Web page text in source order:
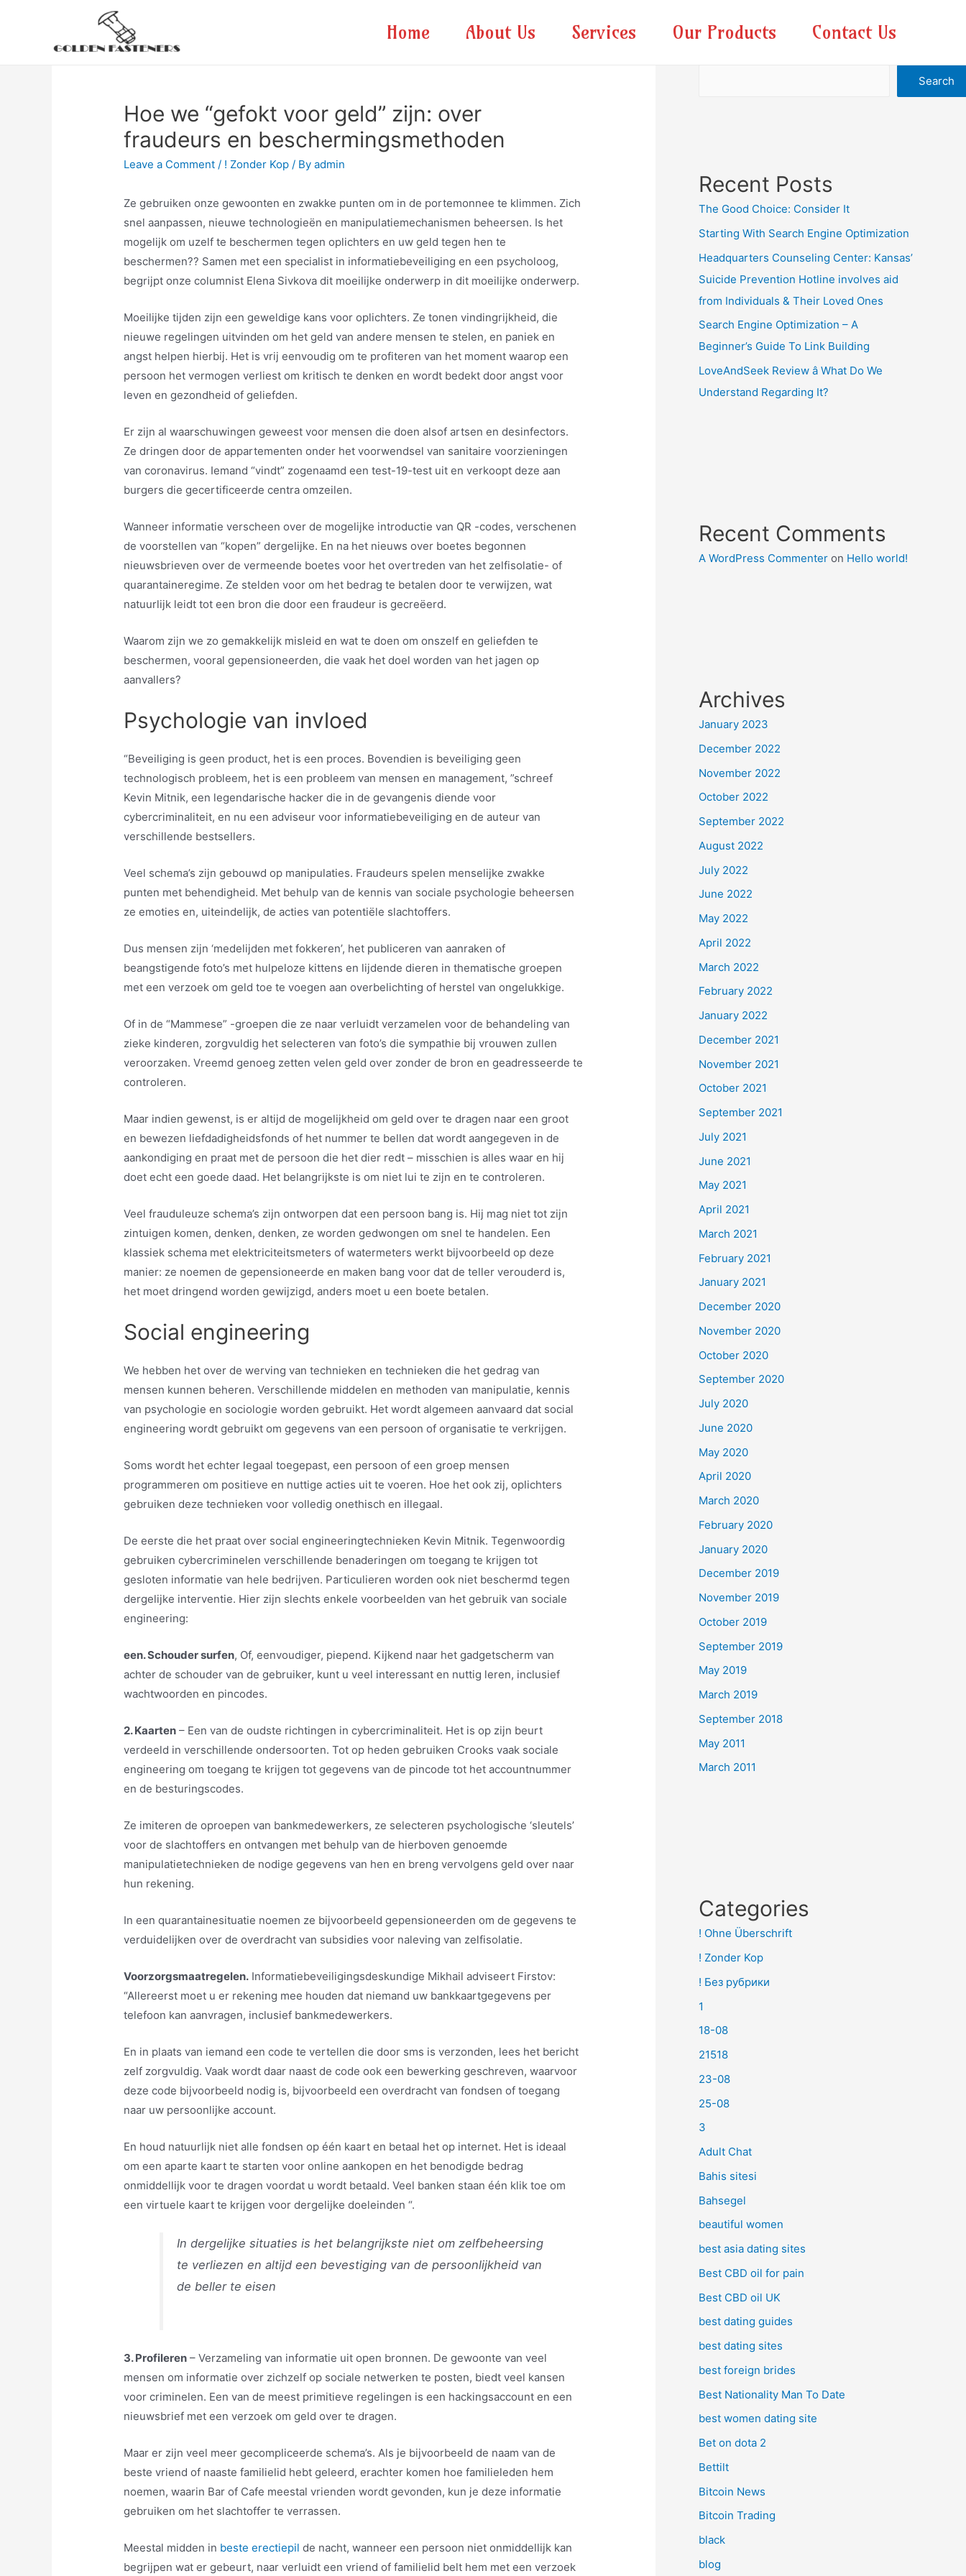
Home About Us Services Our Products Contact Us
Hoe we “gefokt voor geld” zijn: over
fraudeurs en beschermingsmethoden
Leave a Comment / ! Zonder Kop / Byadmin
Ze gebruiken onze gewoonten en zwakke punten om in de portemonnee te klimmen. Zich
snel aanpassen, nieuwe technologieën en manipulatiemechanismen beheersen. Is het
mogelijk om uzelf te beschermen tegen oplichters en uw geld tegen hen te
beschermen?? Samen met een specialist in informatiebeveiliging en een psycholoog,
begrijpt onze columnist Elena Sivkova dit moeilijke onderwerp in dit moeilijke onderwerp.
Moeilijke tijden zijn een geweldige kans voor oplichters. Ze tonen vindingrijkheid, die
nieuwe regelingen uitvinden om het geld van andere mensen te stelen, en paniek en
angst helpen hierbij. Het is vrij eenvoudig om te profiteren van het moment waarop een
persoon het vermogen verliest om kritisch te denken en wordt bedekt door angst voor
leven en gezondheid of geliefden.
Er zijn al waarschuwingen geweest voor mensen die doen alsof artsen en desinfectors.
Ze dringen door de appartementen onder het voorwendsel van sanitaire voorzieningen
van coronavirus. Iemand “vindt” zogenaamd een test-19-test uit en verkoopt deze aan
burgers die gecertificeerde centra omzeilen.
Wanneer informatie verscheen over de mogelijke introductie van QR -codes, verschenen
de voorstellen van “kopen” dergelijke. En na het nieuws over boetes begonnen
nieuwsbrieven over de vermeende boetes voor het overtreden van het zelfisolatie- of
quarantaineregime. Ze stelden voor om het bedrag te betalen door te verwijzen, wat
natuurlijk leidt tot een bron die door een fraudeur is gecreëerd.
Waarom zijn we zo gemakkelijk misleid en wat te doen om onszelf en geliefden te
beschermen, vooral gepensioneerden, die vaak het doel worden van het jagen op
aanvallers?
Psychologie van invloed
“Beveiliging is geen product, het is een proces. Bovendien is beveiliging geen
technologisch probleem, het is een probleem van mensen en management, ”schreef
Kevin Mitnik, een legendarische hacker die in de gevangenis diende voor
cybercriminaliteit, en nu een adviseur voor informatiebeveiliging en de auteur van
verschillende bestsellers.
Veel schema’s zijn gebouwd op manipulaties. Fraudeurs spelen menselijke zwakke
punten met behendigheid. Met behulp van de kennis van sociale psychologie beheersen
ze emoties en, uiteindelijk, de acties van potentiële slachtoffers.
Dus mensen zijn ‘medelijden met fokkeren’, het publiceren van aanraken of
beangstigende foto’s met hulpeloze kittens en lijdende dieren in thematische groepen
met een verzoek om geld toe te voegen aan overbelichting of herstel van ongelukkige.
Of in de “Mammese” -groepen die ze naar verluidt verzamelen voor de behandeling van
zieke kinderen, zorgvuldig het selecteren van foto’s die sympathie bij vrouwen zullen
veroorzaken. Vreemd genoeg zetten velen geld over zonder de bron en geadresseerde te
controleren.
Maar indien gewenst, is er altijd de mogelijkheid om geld over te dragen naar een groot
en bewezen liefdadigheidsfonds of het nummer te bellen dat wordt aangegeven in de
aankondiging en praat met de persoon die het dier redt – misschien is alles waar en hij
doet echt een goede daad. Het belangrijkste is om niet lui te zijn en te controleren.
Veel frauduleuze schema’s zijn ontworpen dat een persoon bang is. Hij mag niet tot zijn
zintuigen komen, denken, denken, ze worden gedwongen om snel te handelen. Een
klassiek schema met elektriciteitsmeters of watermeters werkt bijvoorbeeld op deze
manier: ze noemen de gepensioneerde en maken bang voor dat de teller verouderd is,
het moet dringend worden gewijzigd, anders moet u een boete betalen.
Social engineering
We hebben het over de werving van technieken en technieken die het gedrag van
mensen kunnen beheren. Verschillende middelen en methoden van manipulatie, kennis
van psychologie en sociologie worden gebruikt. Het wordt algemeen aanvaard dat social
engineering wordt gebruikt om gegevens van een persoon of organisatie te verkrijgen.
Soms wordt het echter legaal toegepast, een persoon of een groep mensen
programmeren om positieve en nuttige acties uit te voeren. Hoe het ook zij, oplichters
gebruiken deze technieken voor volledig onethisch en illegaal.
De eerste die het praat over social engineeringtechnieken Kevin Mitnik. Tegenwoordig
gebruiken cybercriminelen verschillende benaderingen om toegang te krijgen tot
gesloten informatie van hele bedrijven. Particulieren worden ook niet beschermd tegen
dergelijke interventie. Hier zijn slechts enkele voorbeelden van het gebruik van sociale
engineering:
een. Schouder surfen, Of, eenvoudiger, piepend. Kijkend naar het gadgetscherm van
achter de schouder van de gebruiker, kunt u veel interessant en nuttig leren, inclusief
wachtwoorden en pincodes.
2. Kaarten – Een van de oudste richtingen in cybercriminaliteit. Het is op zijn beurt
verdeeld in verschillende ondersoorten. Tot op heden gebruiken Crooks vaak sociale
engineering om toegang te krijgen tot gegevens van de pincode tot het accountnummer
en de besturingscodes.
Ze imiteren de oproepen van bankmedewerkers, ze selecteren psychologische ‘sleutels’
voor de slachtoffers en ontvangen met behulp van de hierboven genoemde
manipulatietechnieken de nodige gegevens van hen en breng vervolgens geld over naar
hun rekening.
In een quarantainesituatie noemen ze bijvoorbeeld gepensioneerden om de gegevens te
verduidelijken over de overdracht van subsidies voor naleving van zelfisolatie.
Voorzorgsmaatregelen. Informatiebeveiligingsdeskundige Mikhail adviseert Firstov:
“Allereerst moet u er rekening mee houden dat niemand uw bankkaartgegevens per
telefoon kan aanvragen, inclusief bankmedewerkers.
En in plaats van iemand een code te vertellen die door sms is verzonden, lees het bericht
zelf zorgvuldig. Vaak wordt daar naast de code ook een bewerking geschreven, waarvoor
deze code bijvoorbeeld nodig is, bijvoorbeeld een overdracht van fondsen of toegang
naar uw persoonlijke account.
En houd natuurlijk niet alle fondsen op één kaart en betaal het op internet. Het is ideaal
om een ​​aparte kaart te starten voor online aankopen en het benodigde bedrag
onmiddellijk voor te dragen voordat u wordt betaald. Veel banken staan ​​één klik toe om
een ​​virtuele kaart te krijgen voor dergelijke doeleinden “.
In dergelijke situaties is het belangrijkste niet om zelfbeheersing
te verliezen en altijd een bevestiging van de persoonlijkheid van
de beller te eisen
3. Profileren – Verzameling van informatie uit open bronnen. De gewoonte van veel
mensen om informatie over zichzelf op sociale netwerken te posten, biedt veel kansen
voor criminelen. Een van de meest primitieve regelingen is een hackingsaccount en een
nieuwsbrief met een verzoek om geld over te dragen.
Maar er zijn veel meer gecompliceerde schema’s. Als je bijvoorbeeld de naam van de
beste vriend of naaste familielid hebt geleerd, erachter komen hoe familieleden hem
noemen, waarin Bar of Cafe meestal vrienden wordt gevonden, kun je deze informatie
gebruiken om het slachtoffer te verrassen.
Meestal midden in beste erectiepil de nacht, wanneer een persoon niet onmiddellijk kan
begrijpen wat er gebeurt, naar verluidt een vriend of familielid belt hem met een verzoek
Search
Recent Posts
The Good Choice: Consider It
Starting With Search Engine Optimization
Headquarters Counseling Center: Kansas’
Suicide Prevention Hotline involves aid
from Individuals & Their Loved Ones
Search Engine Optimization – A
Beginner’s Guide To Link Building
LoveAndSeek Review â What Do We
Understand Regarding It?
Recent Comments
A WordPress Commenter on Hello world!
Archives
January 2023
December 2022
November 2022
October 2022
September 2022
August 2022
July 2022
June 2022
May 2022
April 2022
March 2022
February 2022
January 2022
December 2021
November 2021
October 2021
September 2021
July 2021
June 2021
May 2021
April 2021
March 2021
February 2021
January 2021
December 2020
November 2020
October 2020
September 2020
July 2020
June 2020
May 2020
April 2020
March 2020
February 2020
January 2020
December 2019
November 2019
October 2019
September 2019
May 2019
March 2019
September 2018
May 2011
March 2011
Categories
! Ohne Überschrift
! Zonder Kop
! Без рубрики
1
18-08
21518
23-08
25-08
3
Adult Chat
Bahis sitesi
Bahsegel
beautiful women
best asia dating sites
Best CBD oil for pain
Best CBD oil UK
best dating guides
best dating sites
best foreign brides
Best Nationality Man To Date
best women dating site
Bet on dota 2
Bettilt
Bitcoin News
Bitcoin Trading
black
blog